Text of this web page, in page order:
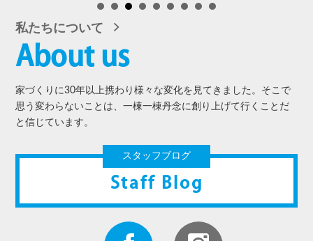
私たちについて
About us
家づくりに30年以上携わり様々な変化を見てきました。そこで
思う変わらないことは、一棟一棟丹念に創り上げて行くことだ
と信じています。
スタッフブログ
Staff Blog